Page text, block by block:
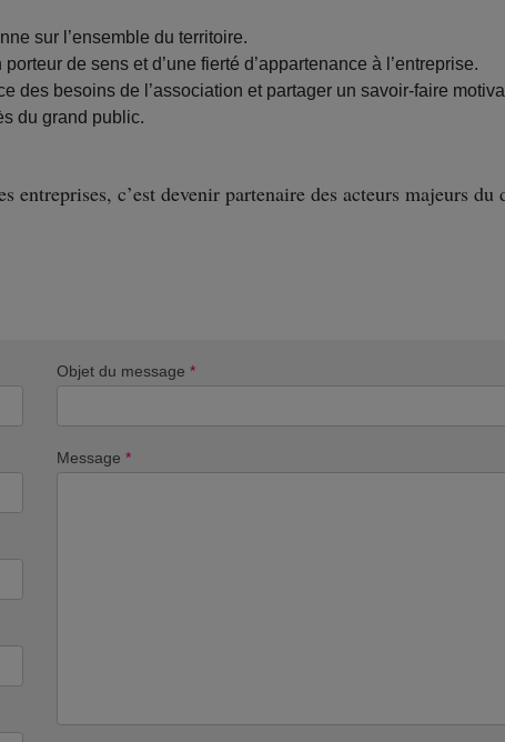
sur l’ensemble du territoire.
de sens et d’une fierté d’appartenance à l’entreprise.
des besoins de l’association et partager un savoir-faire
du grand public.
entreprises, c’est devenir partenaire des acteurs majeurs
Objet du message *
Message *